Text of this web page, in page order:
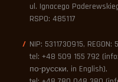
ul. Ignacego
RSPO: 485117
NIP: 5311730915, REGON:
tel: +48 509 155 792
по-русски, in English),